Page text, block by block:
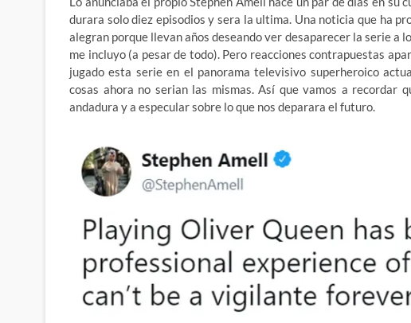
durara solo diez episodios y sera la ultima. Una noticia que ha
alegran porque llevan años deseando ver desaparecer la serie a
me incluyo (a pesar de todo). Pero reacciones contrapuestas
jugado esta serie en el panorama televisivo superheroico
cosas ahora no serian las mismas. Así que vamos a recordar
andadura y a especular sobre lo que nos deparara el futuro.